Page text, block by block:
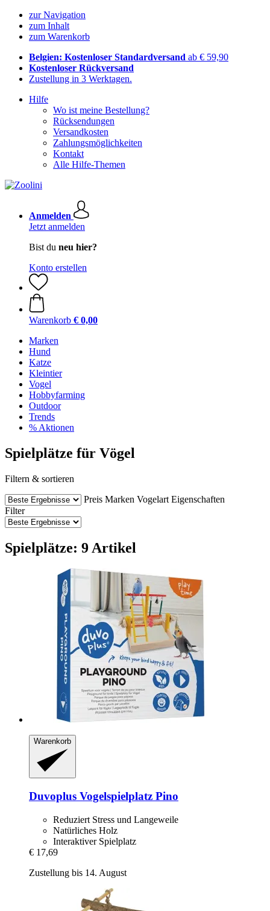
zur Navigation
zum Inhalt
zum Warenkorb
Belgien: Kostenloser Standardversand ab € 59,90
Kostenloser Rückversand
Zustellung in 3 Werktagen.
Hilfe
Wo ist meine Bestellung?
Rücksendungen
Versandkosten
Zahlungsmöglichkeiten
Kontakt
Alle Hilfe-Themen
Anmelden
Jetzt anmelden
Bist du neu hier?
Konto erstellen
Warenkorb € 0,00
Marken
Hund
Katze
Kleintier
Vogel
Hobbyfarming
Outdoor
Trends
% Aktionen
Spielplätze für Vögel
Filtern & sortieren
Preis Marken Vogelart Eigenschaften
Filter
Spielplätze: 9 Artikel
Warenkorb
Duvoplus Vogelspielplatz Pino
Reduziert Stress und Langeweile
Natürliches Holz
Interaktiver Spielplatz
€ 17,69
Zustellung bis 14. August